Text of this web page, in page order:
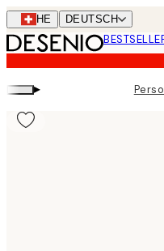
Skip
to
main
content.
CHE DEUTSCH
▸